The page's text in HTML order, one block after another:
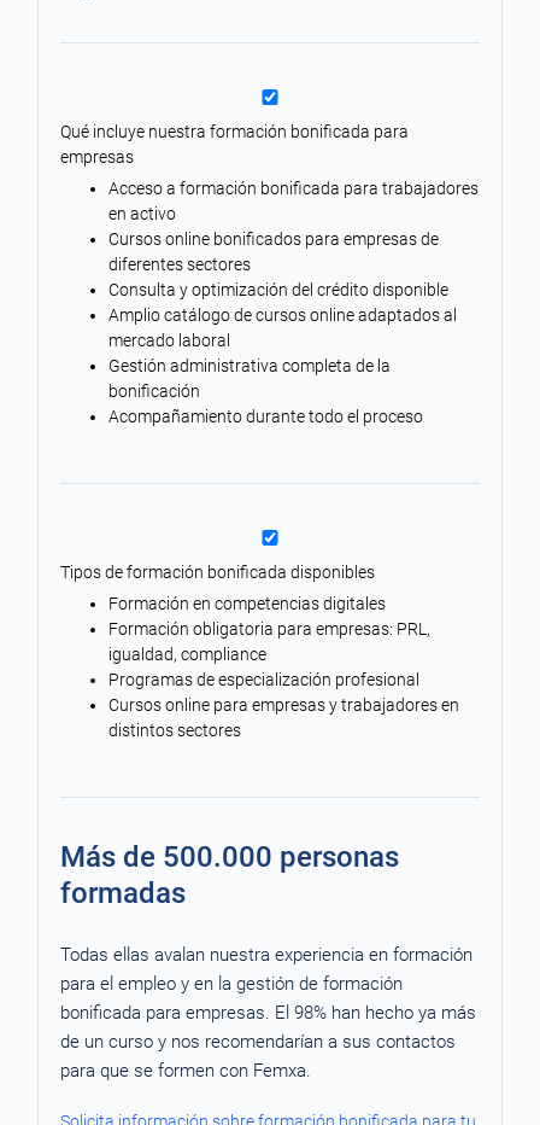
Qué incluye nuestra formación bonificada para
empresas
Acceso a formación bonificada para trabajadores
en activo
Cursos online bonificados para empresas de
diferentes sectores
Consulta y optimización del crédito disponible
Amplio catálogo de cursos online adaptados al
mercado laboral
Gestión administrativa completa de la
bonificación
Acompañamiento durante todo el proceso
Tipos de formación bonificada disponibles
Formación en competencias digitales
Formación obligatoria para empresas: PRL,
igualdad, compliance
Programas de especialización profesional
Cursos online para empresas y trabajadores en
distintos sectores
Más de 500.000 personas
formadas
Todas ellas avalan nuestra experiencia en formación
para el empleo y en la gestión de formación
bonificada para empresas. El 98% han hecho ya más
de un curso y nos recomendarían a sus contactos
para que se formen con Femxa.